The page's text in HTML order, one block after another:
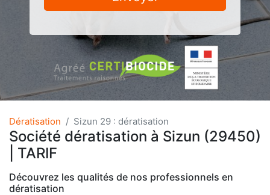
Dératisation Sizun 29 : dératisation
Société dératisation à Sizun (29450)
| TARIF
Découvrez les qualités de nos professionnels en
dératisation